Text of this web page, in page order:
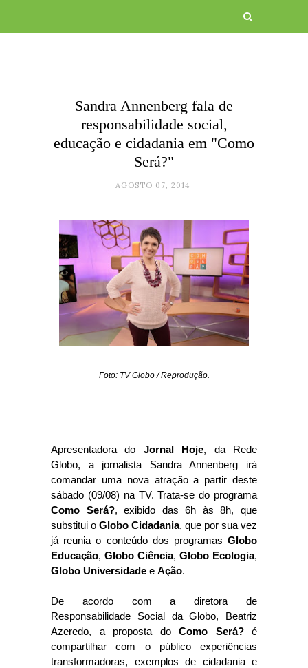
Sandra Annenberg fala de
responsabilidade social,
educação e cidadania em "Como
Será?"
AGOSTO 07, 2014
Foto: TV Globo / Reprodução.
Apresentadora do Jornal Hoje, da Rede
Globo, a jornalista Sandra Annenberg irá
comandar uma nova atração a partir deste
sábado (09/08) na TV. Trata-se do programa
Como Será?, exibido das 6h às 8h, que
substitui o Globo Cidadania, que por sua vez
já reunia o conteúdo dos programas Globo
Educação, Globo Ciência, Globo Ecologia,
Globo Universidade e Ação.
De acordo com a diretora de
Responsabilidade Social da Globo, Beatriz
Azeredo, a proposta do Como Será?é
compartilhar com o público experiências
transformadoras, exemplos de cidadania e